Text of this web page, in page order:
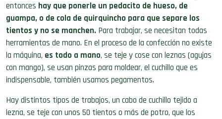
entonces hay que ponerle un pedacito de hueso, de
guampa, o de cola de quirquincho para que separe los
tientos y no se manchen. Para trabajar, se necesitan todas
herramientas de mano. En el proceso de la confección no existe
la máquina, es todo a mano, se teje y cose con leznas (agujas
con mango), se usan pinzas para moldear, el cuchillo que es
indispensable, también usamos pegamentos.
Hay distintos tipos de trabajos, un cabo de cuchillo tejido a
lezna, se teje con unos 50 tientos o más de potro, que los